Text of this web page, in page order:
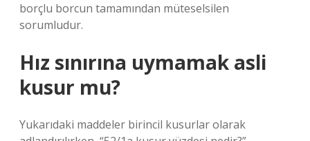
borçlu borcun tamamından müteselsilen
sorumludur.
Hız sınırına uymamak asli
kusur mu?
Yukarıdaki maddeler birincil kusurlar olarak